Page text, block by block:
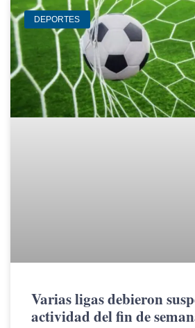
DEPORTES
Varias ligas debieron
actividad del fin de